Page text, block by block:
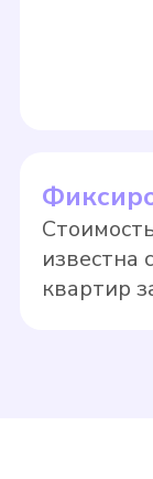
известна
квартир